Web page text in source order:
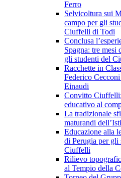
Ferro
Selvicoltura sui
campo per gli
Ciuffelli di Todi
Conclusa
Spagna: tre mesi
gli studenti del
Racchette in
Federico
Einaudi
Convitto
educativo al
La tradizionale
maturandi
Educazione alla
di Perugia per gli
Ciuffelli
Rilievo
al Tempio della